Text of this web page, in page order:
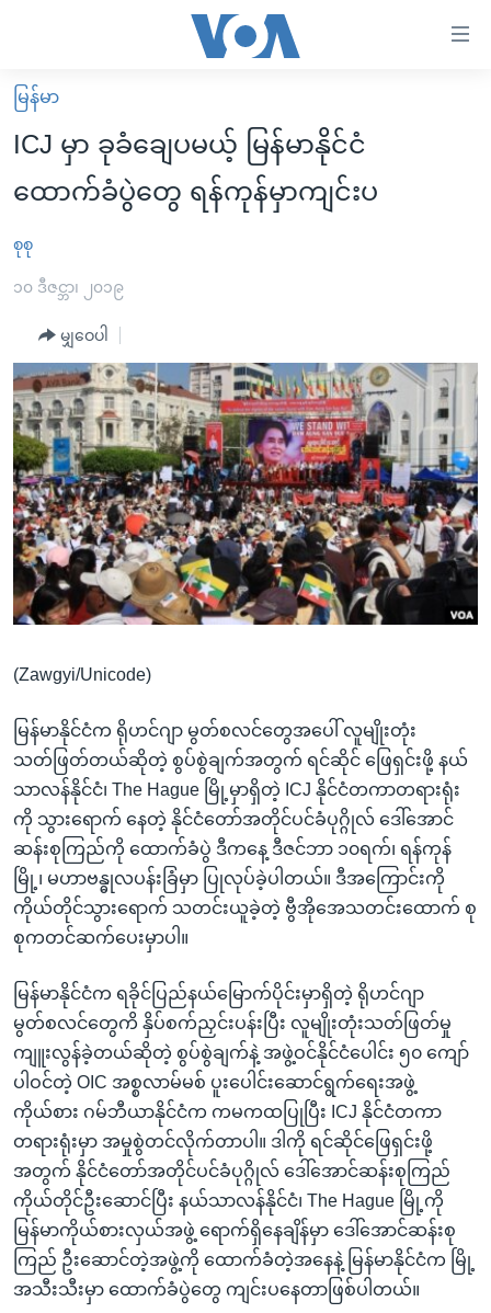
လွယ်ကူ
စေ
များ
ပင်မ
ကျော်
ကြည့်
ရန်
ပင်မ
အ
ညွန်း
စာမျက်နှာ
သို့
ကျော်
ရန်
ရန်
နေရာ
သို့
ကျော်
ရန်
မူလစာမျက်နှာ
မြန်မာ
ကမ္ဘာ့သတင်းများ
အစ္စရေး-ပါလက်စတိုင်း
အင်္ဂလိပ်စာလေ့လာမယ်
အမေရိကန်သုံးအီဒီယံ
မကြေးမုံရဲ့ အင်္ဂလိပ်စာ
ရုပ်ရှင်ထဲက အင်္ဂလိပ်စာ
သုတပဒေသာ အင်္ဂလိပ်စာ
အပတ်စဉ်ကဏ္ဍများ
ရေဒီယို
တီဗွီ
ရေဒီယိုနှင့်ရုပ်သံ အချက်အလက်များ
ရေဒီယို/တီဗွီအစီအစဉ်
Learning English
ဗွီအိုအေ လူမှုကွန်ယက်များ
မြန်မာ
ICJ မှာ ခုခံချေပမယ့် မြန်မာနိုင်ငံ
ထောက်ခံပွဲတွေ ရန်ကုန်မှာကျင်းပ
စုစု
၁၀ ဒီဇင္ဘာ၊ ၂၀၁၉
မျှဝေပါ
(Zawgyi/Unicode)
မြန်မာနိုင်ငံက ရိုဟင်ဂျာ မွတ်စလင်တွေအပေါ် လူမျိုးတုံး
သတ်ဖြတ်တယ်ဆိုတဲ့ စွပ်စွဲချက်အတွက် ရင်ဆိုင် ဖြေရှင်းဖို့ နယ်
သာလန်နိုင်ငံ၊ The Hague မြို့မှာရှိတဲ့ ICJ နိုင်ငံတကာတရားရုံး
ကို သွားရောက် နေတဲ့ နိုင်ငံတော်အတိုင်ပင်ခံပုဂ္ဂိုလ် ဒေါ်အောင်
ဆန်းစုကြည်ကို ထောက်ခံပွဲ ဒီကနေ့ ဒီဇင်ဘာ ၁၀ရက်၊ ရန်ကုန်
မြို့၊ မဟာဗန္ဓုလပန်းခြံမှာ ပြုလုပ်ခဲ့ပါတယ်။ ဒီအကြောင်းကို
ကိုယ်တိုင်သွားရောက် သတင်းယူခဲ့တဲ့ ဗွီအိုအေသတင်းထောက် စု
စုကတင်ဆက်ပေးမှာပါ။
မြန်မာနိုင်ငံက ရခိုင်ပြည်နယ်မြောက်ပိုင်းမှာရှိတဲ့ ရိုဟင်ဂျာ
မွတ်စလင်တွေကိ နှိပ်စက်ညှင်းပန်းပြီး လူမျိုးတုံးသတ်ဖြတ်မှု
ကျူးလွန်ခဲ့တယ်ဆိုတဲ့ စွပ်စွဲချက်နဲ့ အဖွဲ့ဝင်နိုင်ငံပေါင်း ၅၀ ကျော်
ပါဝင်တဲ့ OIC အစ္စလာမ်မစ် ပူးပေါင်းဆောင်ရွက်ရေးအဖွဲ့
ကိုယ်စား ဂမ်ဘီယာနိုင်ငံက ကမကထပြုပြီး ICJ နိုင်ငံတကာ
တရားရုံးမှာ အမှုစွဲတင်လိုက်တာပါ။ ဒါကို ရင်ဆိုင်ဖြေရှင်းဖို့
အတွက် နိုင်ငံတော်အတိုင်ပင်ခံပုဂ္ဂိုလ် ဒေါ်အောင်ဆန်းစုကြည်
ကိုယ်တိုင်ဦးဆောင်ပြီး နယ်သာလန်နိုင်ငံ၊ The Hague မြို့ကို
မြန်မာကိုယ်စားလှယ်အဖွဲ့ ရောက်ရှိနေချိန်မှာ ဒေါ်အောင်ဆန်းစု
ကြည် ဦးဆောင်တဲ့အဖွဲ့ကို ထောက်ခံတဲ့အနေနဲ့ မြန်မာနိုင်ငံက မြို့
အသီးသီးမှာ ထောက်ခံပွဲတွေ ကျင်းပနေတာဖြစ်ပါတယ်။